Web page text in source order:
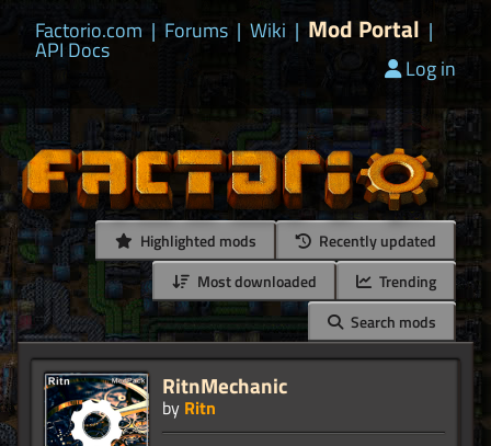
Factorio.com | Forums | Wiki | Mod Portal |
API Docs
Log in
Highlighted mods
Recently updated
Most downloaded
Trending
Search mods
RitnMechanic
by Ritn